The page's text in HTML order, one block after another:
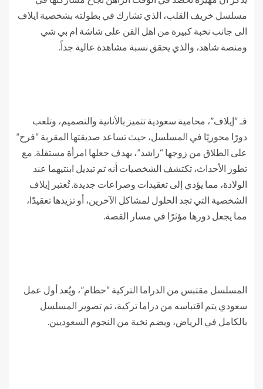
مسلسل خريف القلب، الذي تشارك في بطولته بشخصية ايلاف
الى جانب نخبة كبيرة من اهل الفن على شاشة ام بي شي
ومنصة شاهد، والذي يحقق نسبة مشاهدة عالية جداً.
فـ “إيلاف”، محامية سعودية تتميز بالأنانية والتصميم، وتلعب
دورًا محوريًا في المسلسل، حيث تساعد صديقتها المقربة “فرح”
على الطلاق من زوجها “راشد”، بهدف جعلها امرأة مستقلة. مع
تطور الأحداث، تكتشف الشخصيات أنه تم تبديل ابنتيهما عند
الولادة، مما يؤدي إلى تعقيدات وصراعات جديدة. تُعتبر إيلاف
الشخصية التي تجد الحلول لمشاكل الآخرين، أو تزيدها تعقيدًا،
مما يجعل دورها مؤثرًا في مسار القصة.
المسلسل مقتبس من الدراما التركية “حطام”، ويُعد أول عمل
سعودي يتم اقتباسه من دراما تركية، تم تصوير المسلسل
بالكامل في الرياض، ويضم نخبة من النجوم السعوديين.